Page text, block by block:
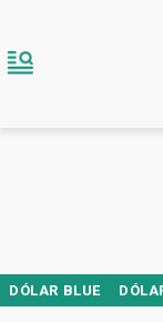
DÓLAR BLUE